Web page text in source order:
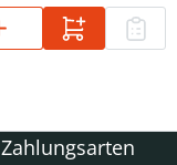
Zahlungsarten